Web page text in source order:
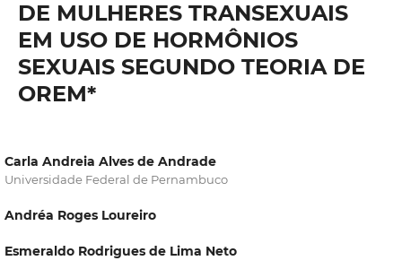
DE MULHERES TRANSEXUAIS
EM USO DE HORMÔNIOS
SEXUAIS SEGUNDO TEORIA DE
OREM*
Carla Andreia Alves de Andrade
Universidade Federal de Pernambuco
Andréa Roges Loureiro
Esmeraldo Rodrigues de Lima Neto